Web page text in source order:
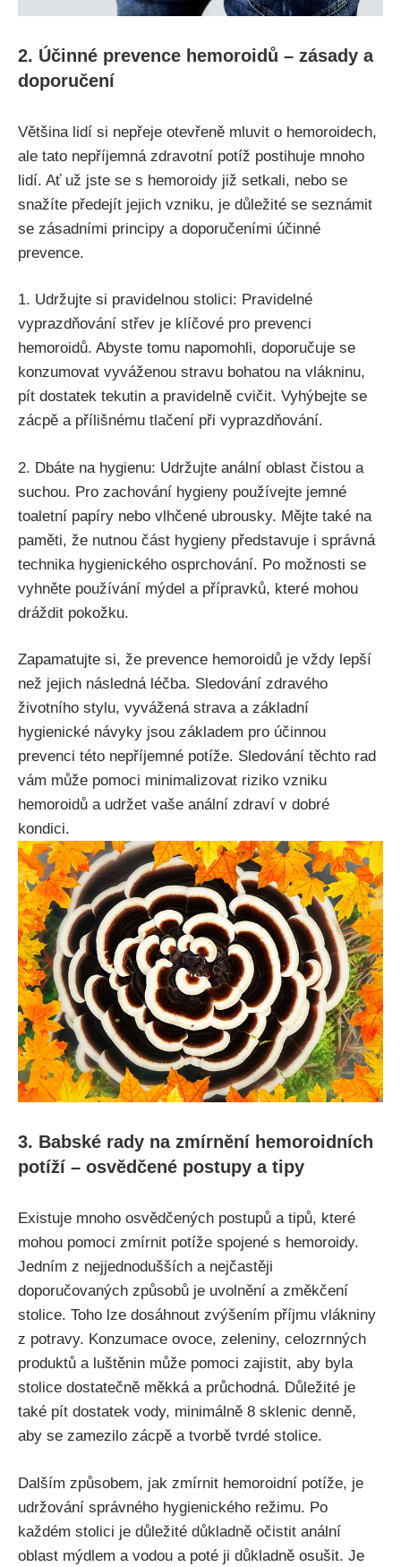
2. Účinné prevence ⁤hemoroidů – zásady a
doporučení
Většina lidí si nepřeje‍ otevřeně mluvit o hemoroidech,
⁣ale tato‌ nepříjemná⁣ zdravotní ‌potíž⁣ postihuje ‌mnoho ​
lidí. Ať‍ už jste se s hemoroidy již setkali, nebo se
snažíte předejít jejich vzniku, je důležité ⁤se ⁤seznámit⁤
se⁢ zásadními principy a⁢ doporučeními účinné
prevence.
1. Udržujte si pravidelnou stolici: Pravidelné
vyprazdňování střev je klíčové pro ‌prevenci
hemoroidů. Abyste tomu napomohli,⁤ doporučuje se
konzumovat vyváženou stravu bohatou na vlákninu,
pít dostatek tekutin a pravidelně cvičit. Vyhýbejte se
zácpě a přílišnému‌ tlačení při vyprazdňování.
2. Dbáte na ⁤hygienu: ⁢Udržujte ‌anální oblast čistou a
suchou. Pro zachování ⁢hygieny používejte jemné
toaletní papíry nebo vlhčené ubrousky. Mějte také na
paměti, že ‍nutnou část hygieny‍ představuje i ‍správná
technika hygienického osprchování. Po možnosti se
vyhněte používání mýdel ​a přípravků,‌ které mohou
dráždit pokožku.
Zapamatujte si, že prevence hemoroidů je vždy lepší
než jejich⁢ následná léčba. Sledování zdravého
životního stylu, vyvážená strava a základní
hygienické návyky jsou základem pro ‌účinnou
prevenci​ této nepříjemné potíže. Sledování těchto rad
vám může pomoci minimalizovat⁤ riziko vzniku
hemoroidů a udržet ‌vaše anální zdraví v dobré
kondici.
3. Babské rady na zmírnění hemoroidních​
potíží – osvědčené postupy a tipy
Existuje mnoho osvědčených postupů‌ a tipů, které
mohou pomoci zmírnit potíže spojené s hemoroidy.⁤
Jedním‌ z nejjednodušších a nejčastěji
doporučovaných způsobů je uvolnění a změkčení
stolice. Toho⁤ lze dosáhnout‌ zvýšením příjmu vlákniny
z potravy.⁢ Konzumace ⁣ovoce, zeleniny, celozrnných
produktů a luštěnin může⁣ pomoci zajistit, aby byla
⁣stolice ⁤dostatečně měkká a průchodná. Důležité je
‌také pít dostatek vody, minimálně 8 sklenic denně,
aby se zamezilo zácpě a tvorbě tvrdé ‍stolice.
Dalším způsobem, jak zmírnit hemoroidní potíže, ‍je
‍udržování správného hygienického režimu. Po
každém stolici je důležité důkladně očistit anální
⁤oblast ⁤mýdlem ‌a ‍vodou a poté ji důkladně⁤ osušit. Je